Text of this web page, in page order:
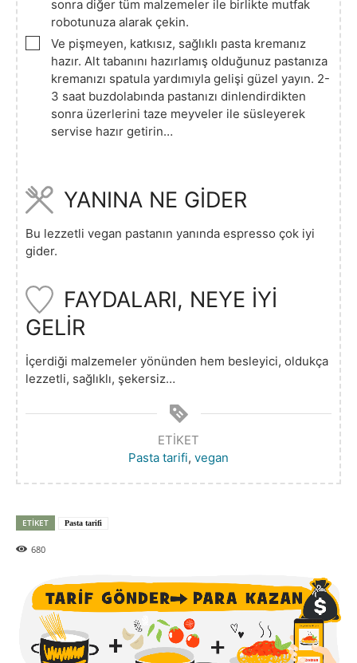
sonra diğer tüm malzemeler ile birlikte mutfak
robotunuza alarak çekin.
▢
Ve pişmeyen, katkısız, sağlıklı pasta kremanız
hazır. Alt tabanını hazırlamış olduğunuz pastanıza
kremanızı spatula yardımıyla gelişi güzel yayın. 2-
3 saat buzdolabında pastanızı dinlendirdikten
sonra üzerlerini taze meyveler ile süsleyerek
servise hazır getirin…
YANINA NE GİDER
Bu lezzetli vegan pastanın yanında espresso çok iyi
gider.
FAYDALARI, NEYE İYİ
GELİR
İçerdiği malzemeler yönünden hem besleyici, oldukça
lezzetli, sağlıklı, şekersiz…
ETIKET
Pasta tarifi, vegan
ETIKET Pasta tarifi
680